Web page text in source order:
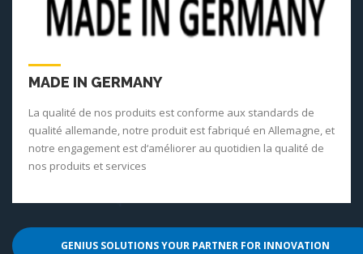
MADE IN GERMANY
La qualité de nos produits est conforme aux standards de
qualité allemande, notre produit est fabriqué en Allemagne, et
notre engagement est d‘améliorer au quotidien la qualité de
nos produits et services
GENIUS SOLUTIONS YOUR PARTNER FOR INNOVATION